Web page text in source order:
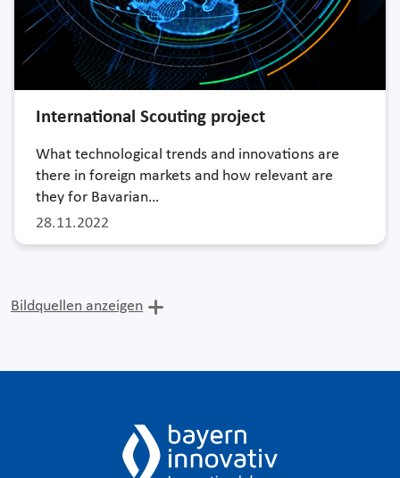
28.11.2022
International Scouting project
What technological trends and innovations are
there in foreign markets and how relevant are
they for Bavarian…
Bildquellen anzeigen